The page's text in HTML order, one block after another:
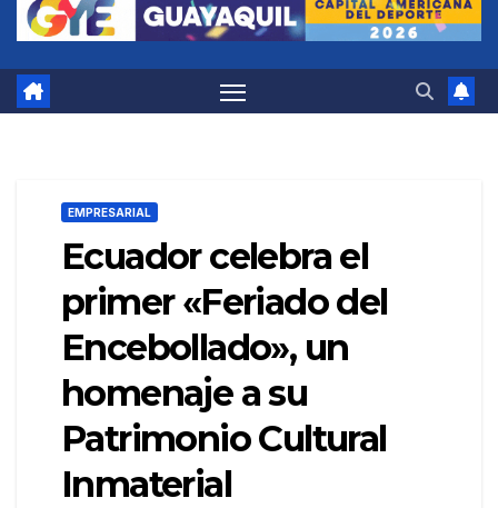
EMPRESARIAL
Ecuador celebra el
primer «Feriado del
Encebollado», un
homenaje a su
Patrimonio Cultural
Inmaterial